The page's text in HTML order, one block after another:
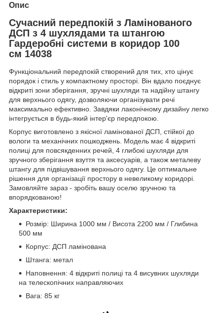
Опис
Сучасний передпокій з Ламінованого
ДСП з 4 шухлядами та штангою
Гардеробні системи в коридор 100
см 14038
Функціональний передпокій створений для тих, хто цінує
порядок і стиль у компактному просторі. Він вдало поєднує
відкриті зони зберігання, зручні шухляди та надійну штангу
для верхнього одягу, дозволяючи організувати речі
максимально ефективно. Завдяки лаконічному дизайну легко
інтегрується в будь-який інтер'єр передпокою.
Корпус виготовлено з якісної ламінованої ДСП, стійкої до
вологи та механічних пошкоджень. Модель має 4 відкриті
полиці для повсякденних речей, 4 глибокі шухляди для
зручного зберігання взуття та аксесуарів, а також металеву
штангу для підвішування верхнього одягу. Це оптимальне
рішення для організації простору в невеликому коридорі.
Замовляйте зараз - зробіть вашу оселю зручною та
впорядкованою!
Характеристики:
Розмір: Ширина 1000 мм / Висота 2200 мм / Глибина
500 мм
Корпус: ДСП ламінована
Штанга: метал
Наповнення: 4 відкриті полиці та 4 висувних шухляди
на телескопічних направляючих
Вага: 85 кг